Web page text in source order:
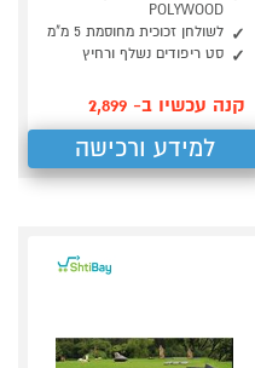
POLYWOOD
לשולחן זכוכית מחוסמת 5 מ"מ
סט ריפודים נשלף ורחיץ
קנה עכשיו ב- 2,899
למידע ורכישה